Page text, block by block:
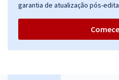
garantia de atualização pós-